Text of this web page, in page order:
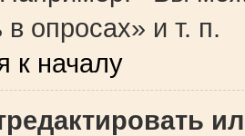
в опросах» и т. п.
к началу